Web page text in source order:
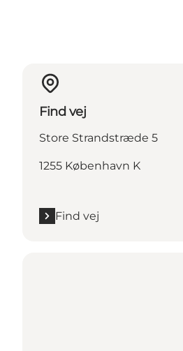
Find vej
Store Strandstræde 5
1255 København K
Find vej